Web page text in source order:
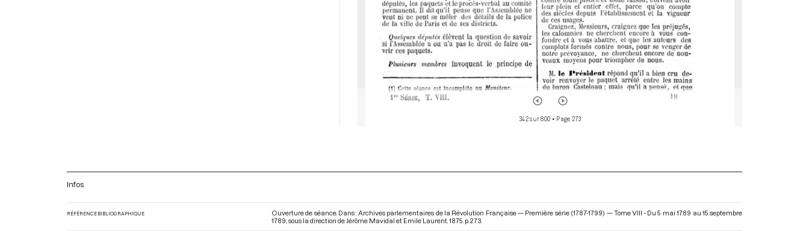
342 sur 800 • Page 273
Infos
RÉFÉRENCE BIBLIOGRAPHIQUE
Ouverture de séance. Dans : Archives parlementaires de la Révolution Française — Première série (1787-1799) — Tome VIII - Du 5 mai 1789 au 15 septembre
1789 , sous la direction de Jérôme Mavidal et Emile Laurent. 1875. p. 273.